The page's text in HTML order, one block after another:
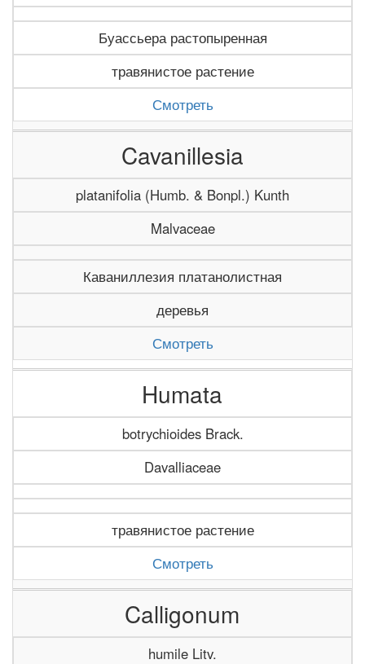
Буассьера растопыренная
травянистое растение
Смотреть
Cavanillesia
platanifolia (Humb. & Bonpl.) Kunth
Malvaceae
Каваниллезия платанолистная
деревья
Смотреть
Humata
botrychioides Brack.
Davalliaceae
травянистое растение
Смотреть
Calligonum
humile Litv.